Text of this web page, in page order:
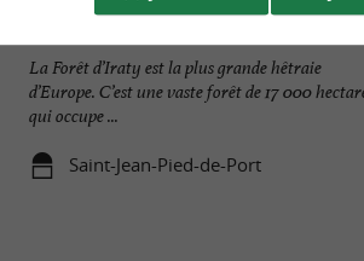
La Forêt d’Iraty est la plus grande hêtraie
d’Europe. C’est une vaste forêt de 17 000
qui occupe ...
Saint-Jean-Pied-de-Port